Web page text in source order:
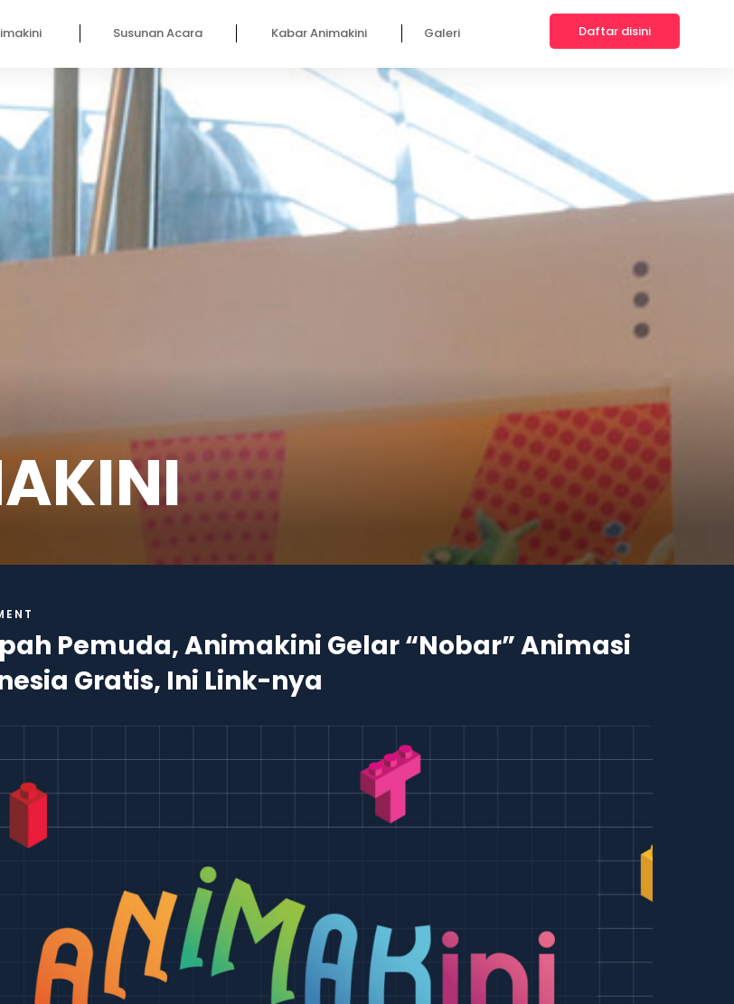
Susunan Acara Kabar Animakini Galeri Daftar disini
Pemuda, Animakini Gelar “Nobar” Animasi
Gratis, Ini Link-nya